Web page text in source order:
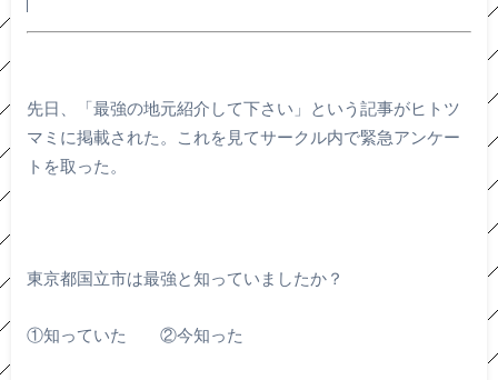
先日、「最強の地元紹介して下さい」という記事がヒトツ
マミに掲載された。これを見てサークル内で緊急アンケー
トを取った。
東京都国立市は最強と知っていましたか？
①知っていた ②今知った